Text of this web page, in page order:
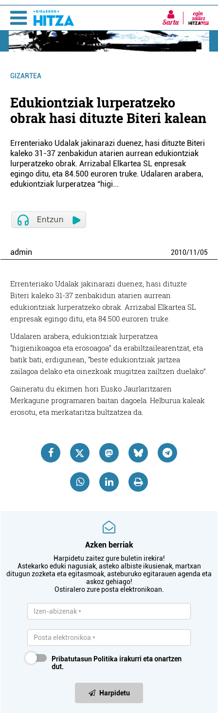
Sartu
GIZARTEA
Edukiontziak lurperatzeko
obrak hasi dituzte Biteri kalean
Errenteriako Udalak jakinarazi duenez, hasi dituzte Biteri
kaleko 31-37 zenbakidun atarien aurrean edukiontziak
lurperatzeko obrak. Arrizabal Elkartea SL enpresak
egingo ditu, eta 84.500 euroren truke. Udalaren arabera,
edukiontziak lurperatzea “higi...
admin 2010/11/05
Errenteriako Udalak jakinarazi duenez, hasi dituzte
Biteri kaleko 31-37 zenbakidun atarien aurrean
edukiontziak lurperatzeko obrak. Arrizabal Elkartea SL
enpresak egingo ditu, eta 84.500 euroren truke.
Udalaren arabera, edukiontziak lurperatzea
“higienikoagoa eta erosoagoa” da erabiltzailearentzat, eta
batik bati, erdigunean, “beste edukiontziak jartzea
zailagoa delako eta oinezkoak mugitzea zailtzen duelako”.
Gaineratu du ekimen hori Eusko Jaurlaritzaren
Merkagune programaren baitan dagoela. Helburua kaleak
erosotu, eta merkataritza bultzatzea da.
Azken berriak
Harpidetu zaitez gure buletin irekira!
Astekarko eduki nagusiak, asteko albiste ikusienak, martxan
ditugun zozketa eta egitasmoak, asteburuko egitarauen agenda eta
askoz gehiago!
Ostiralero zure posta elektronikoan.
Pribatutasun Politika irakurri eta onartzen
dut.
Harpidetu